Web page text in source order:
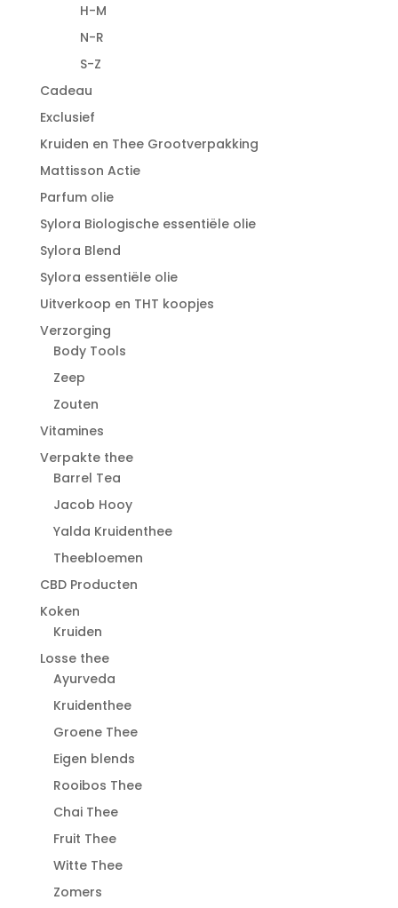
H-M
N-R
S-Z
Cadeau
Exclusief
Kruiden en Thee Grootverpakking
Mattisson Actie
Parfum olie
Sylora Biologische essentiële olie
Sylora Blend
Sylora essentiële olie
Uitverkoop en THT koopjes
Verzorging
Body Tools
Zeep
Zouten
Vitamines
Verpakte thee
Barrel Tea
Jacob Hooy
Yalda Kruidenthee
Theebloemen
CBD Producten
Koken
Kruiden
Losse thee
Ayurveda
Kruidenthee
Groene Thee
Eigen blends
Rooibos Thee
Chai Thee
Fruit Thee
Witte Thee
Zomers